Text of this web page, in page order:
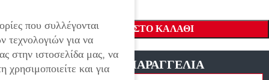
ΠΡΟΣΘΉΚΗ ΣΤΟ ΚΑΛΆΘΙ
ΓΡΗΓΟΡΗ ΠΑΡΑΓΓΕΛΙΑ
που συλλέγονται
για να
στην ιστοσελίδα μας, να
και για